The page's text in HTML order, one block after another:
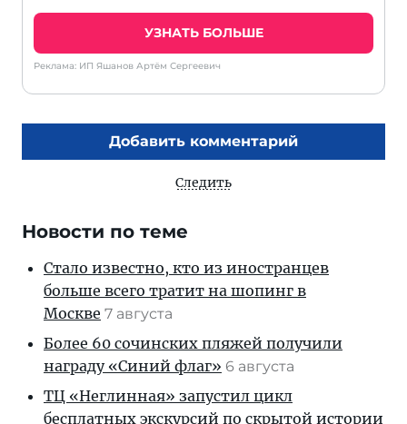
УЗНАТЬ БОЛЬШЕ
Реклама: ИП Яшанов Артём Сергеевич
Добавить комментарий
Следить
Новости по теме
Стало известно, кто из иностранцев
больше всего тратит на шопинг в
Москве 7 августа
Более 60 сочинских пляжей получили
награду «Синий флаг» 6 августа
ТЦ «Неглинная» запустил цикл
бесплатных экскурсий по скрытой истории